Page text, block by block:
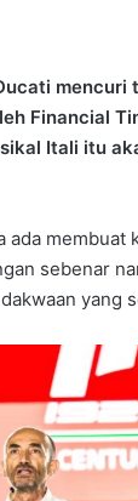
mencuri
Financial
Itali itu
ada membuat
sebenar
yang